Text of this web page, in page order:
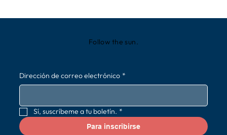
Follow the sun.
Dirección de correo electrónico *
Sí, suscríbeme a tu boletín. *
Para inscribirse